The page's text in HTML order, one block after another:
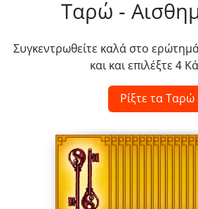
Ταρώ -
Συγκεντρωθείτε καλά στο
και και επιλέξτε 4
Ρίξτε τα Ταρώ